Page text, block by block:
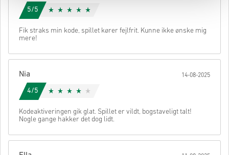
5/5
Fik straks min kode, spillet kører fejlfrit. Kunne ikke ønske mig
mere!
Nia 14-08-2025
4/5
Kodeaktiveringen gik glat. Spillet er vildt, bogstaveligt talt!
Nogle gange hakker det dog lidt.